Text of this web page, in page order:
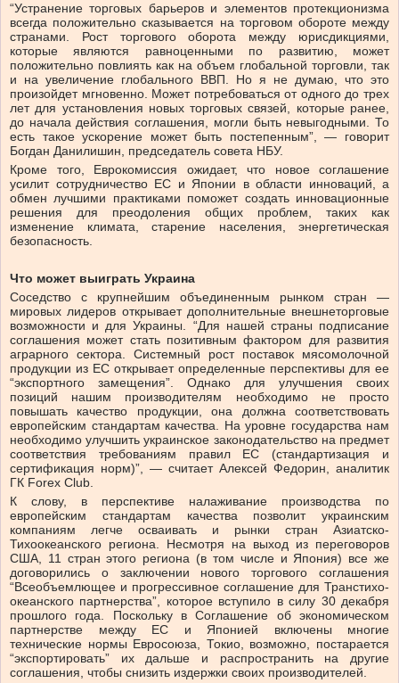
“Устранение торговых барьеров и элементов протекционизма
всегда положительно сказывается на торговом обороте между
странами. Рост торгового оборота между юрисдикциями,
которые являются равноценными по развитию, может
положительно повлиять как на объем глобальной торговли, так
и на увеличение глобального ВВП. Но я не думаю, что это
произойдет мгновенно. Может потребоваться от одного до трех
лет для установления новых торговых связей, которые ранее,
до начала действия соглашения, могли быть невыгодными. То
есть такое ускорение может быть постепенным”, — говорит
Богдан Данилишин, председатель совета НБУ.
Кроме того, Еврокомиссия ожидает, что новое соглашение
усилит сотрудничество ЕС и Японии в области инноваций, а
обмен лучшими практиками поможет создать инновационные
решения для преодоления общих проблем, таких как
изменение климата, старение населения, энергетическая
безопасность.
Что может выиграть Украина
Соседство с крупнейшим объединенным рынком стран —
мировых лидеров открывает дополнительные внешнеторговые
возможности и для Украины. “Для нашей страны подписание
соглашения может стать позитивным фактором для развития
аграрного сектора. Системный рост поставок мясомолочной
продукции из ЕС открывает определенные перспективы для ее
“экспортного замещения”. Однако для улучшения своих
позиций нашим производителям необходимо не просто
повышать качество продукции, она должна соответствовать
европейским стандартам качества. На уровне государства нам
необходимо улучшить украинское законодательство на предмет
соответствия требованиям правил ЕС (стандартизация и
сертификация норм)”, — считает Алексей Федорин, аналитик
ГК Forex Club.
К слову, в перспективе налаживание производства по
европейским стандартам качества позволит украинским
компаниям легче осваивать и рынки стран Азиатско-
Тихоокеанского региона. Несмотря на выход из переговоров
США, 11 стран этого региона (в том числе и Япония) все же
договорились о заключении нового торгового соглашения
“Всеобъемлющее и прогрессивное соглашение для Транстихо­
океанского партнерства”, которое вступило в силу 30 декабря
прошлого года. Поскольку в Соглашение об экономическом
партнерстве между ЕС и Японией включены многие
технические нормы Евросоюза, Токио, возможно, постарается
“экспортировать” их дальше и распространить на другие
соглашения, чтобы снизить издержки своих производителей.